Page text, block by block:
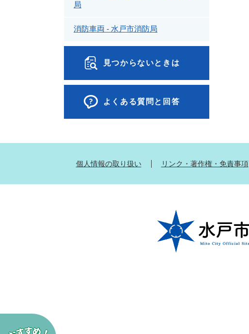
局
消防車両 - 水戸市消防局
見つからないときは
よくある質問と回答
個人情報の取り扱い リンク・著作権・免責事項